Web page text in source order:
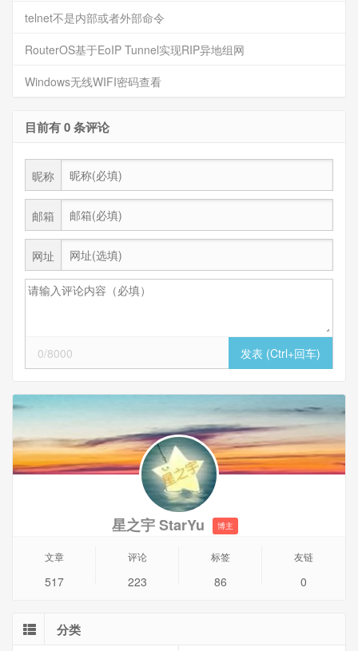
telnet不是内部或者外部命令
RouterOS基于EoIP Tunnel实现RIP异地组网
Windows无线WIFI密码查看
目前有 0 条评论
昵称
邮箱
网址
0/8000
星之宇 StarYu 博主
文章
517
评论
223
标签
86
友链
0
分类